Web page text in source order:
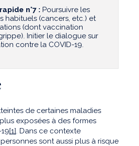
n°7 : Poursuivre les
habituels (cancers, etc.) et
(dont vaccination
Initier le dialogue sur
contre la COVID-19.
de certaines maladies
exposées à des formes
[1]. Dans ce contexte
sont aussi plus à risque